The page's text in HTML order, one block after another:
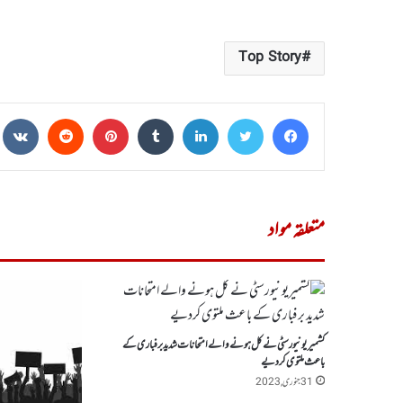
Top Story
Facebook
Twitter
LinkedIn
Tumblr
Pinterest
Reddit
متعلقہ مواد
کشمیریونیورسٹی نے کل ہونے والے امتحانات شدید برفباری کے
باعث ملتوی کردیے
31 جنوری, 2023